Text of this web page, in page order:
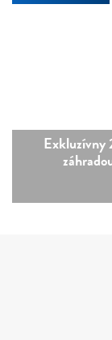
Exkluzívny